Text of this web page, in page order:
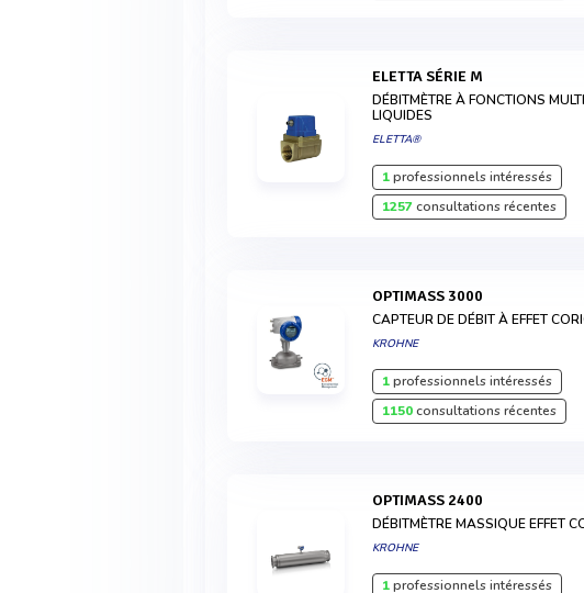
ELETTA SÉRIE M
DÉBITMÈTRE À FONCTIONS
LIQUIDES
ELETTA®
1professionnels intéressés
1257consultations récentes
OPTIMASS 3000
CAPTEUR DE DÉBIT À EFFET
KROHNE
1professionnels intéressés
1150consultations récentes
OPTIMASS 2400
DÉBITMÈTRE MASSIQUE EFFET
KROHNE
1professionnels intéressés